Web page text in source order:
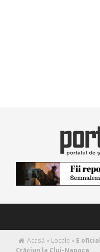
Acasă » Locale » E
Crăciun la Cluj-Napoca